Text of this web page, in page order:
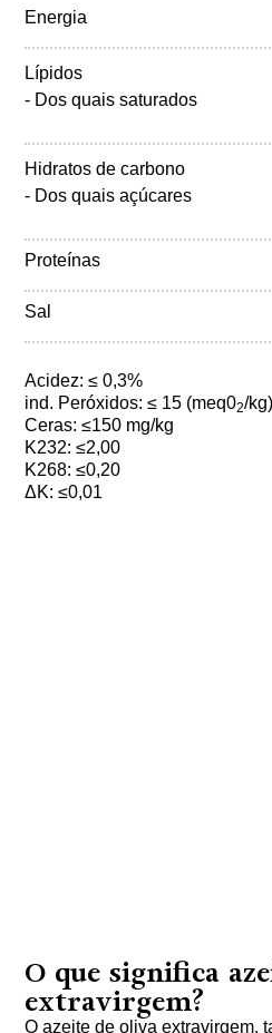
Energia
Lípidos
- Dos quais saturados
Hidratos de carbono
- Dos quais açúcares
Proteínas
Sal
Acidez: ≤ 0,3%
ind. Peróxidos: ≤ 15 (meq02/kg)
Ceras: ≤150 mg/kg
K232: ≤2,00
K268: ≤0,20
ΔK: ≤0,01
O que significa
extravirgem?
O azeite de oliva extravirgem,